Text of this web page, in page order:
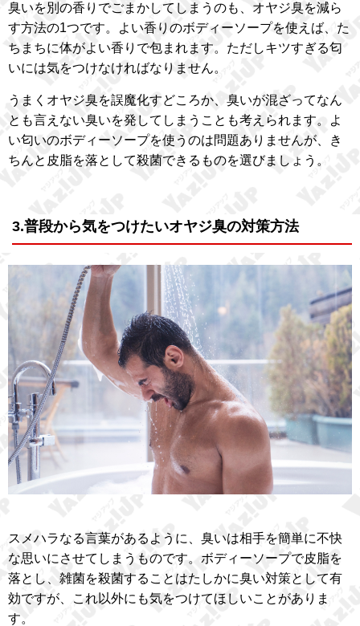
臭いを別の香りでごまかしてしまうのも、オヤジ臭を減ら
す方法の1つです。よい香りのボディーソープを使えば、た
ちまちに体がよい香りで包まれます。ただしキツすぎる匂
いには気をつけなければなりません。
うまくオヤジ臭を誤魔化すどころか、臭いが混ざってなん
とも言えない臭いを発してしまうことも考えられます。よ
い匂いのボディーソープを使うのは問題ありませんが、き
ちんと皮脂を落として殺菌できるものを選びましょう。
3.普段から気をつけたいオヤジ臭の対策方法
スメハラなる言葉があるように、臭いは相手を簡単に不快
な思いにさせてしまうものです。ボディーソープで皮脂を
落とし、雑菌を殺菌することはたしかに臭い対策として有
効ですが、これ以外にも気をつけてほしいことがありま
す。